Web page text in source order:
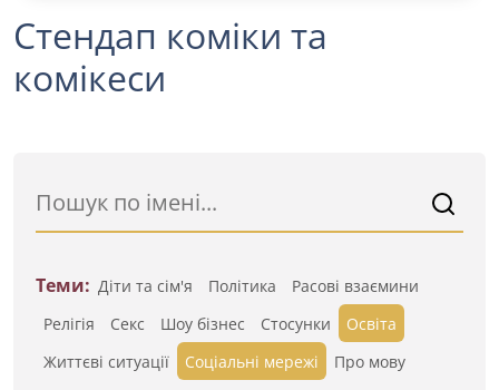
Стендап коміки та
комікеси
Теми: Діти та сім'я Політика
Расові взаємини
Релігія
Секс Шоу бізнес Стосунки
Освіта
Життєві ситуації
Cоціальні мережі Про мову